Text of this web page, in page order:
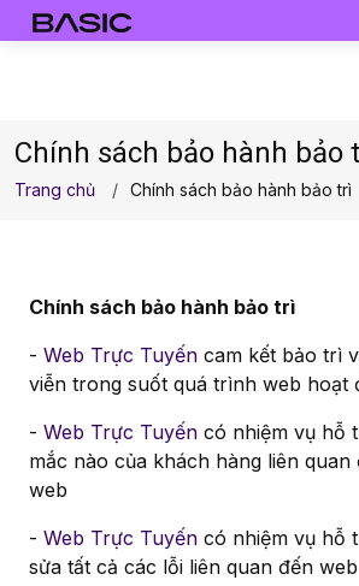
Chính sách bảo hành bảo
Trang chủ Chính sách bảo hành bảo trì
Chính sách bảo hành bảo trì
- Web Trực Tuyến cam kết bảo trì
viễn trong suốt quá trình web hoạt
- Web Trực Tuyến có nhiệm vụ hỗ
mắc nào của khách hàng liên quan
web
- Web Trực Tuyến có nhiệm vụ hỗ
sửa tất cả các lỗi liên quan đến web